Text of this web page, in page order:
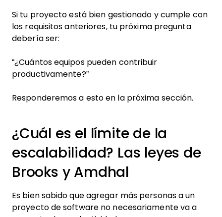
Si tu proyecto está bien gestionado y cumple con
los requisitos anteriores, tu próxima pregunta
debería ser:
“¿Cuántos equipos pueden contribuir
productivamente?”
Responderemos a esto en la próxima sección.
¿Cuál es el límite de la
escalabilidad? Las leyes de
Brooks y Amdhal
Es bien sabido que agregar más personas a un
proyecto de software no necesariamente va a